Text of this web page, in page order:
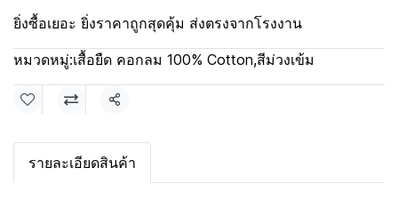
ยิ่งซื้อเยอะ ยิ่งราคาถูกสุดคุ้ม ส่งตรงจากโรงงาน
หมวดหมู่:เสื้อยืด คอกลม 100% Cotton,สีม่วงเข้ม
แชร์
รายละเอียดสินค้า